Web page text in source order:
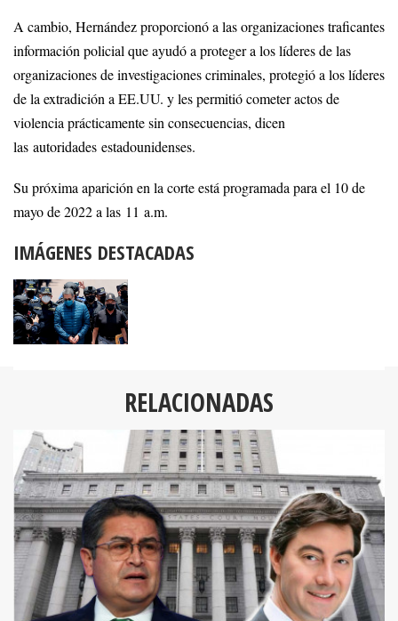
A cambio, Hernández proporcionó a las organizaciones traficantes
información policial que ayudó a proteger a los líderes de las
organizaciones de investigaciones criminales, protegió a los líderes
de la extradición a EE.UU. y les permitió cometer actos de
violencia prácticamente sin consecuencias, dicen
las autoridades estadounidenses.
Su próxima aparición en la corte está programada para el 10 de
mayo de 2022 a las 11 a.m.
IMÁGENES DESTACADAS
RELACIONADAS